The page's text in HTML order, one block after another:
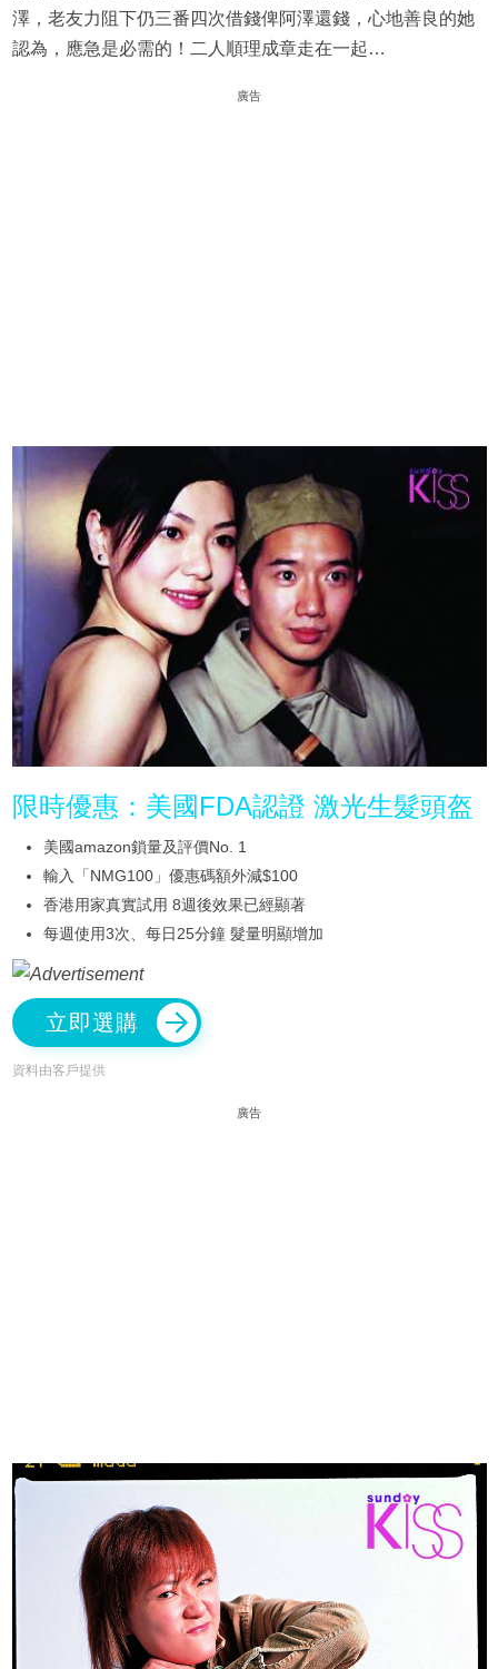
澤，老友力阻下仍三番四次借錢俾阿澤還錢，心地善良的她
認為，應急是必需的！二人順理成章走在一起…
廣告
限時優惠：美國FDA認證 激光生髮頭盔
美國amazon鎖量及評價No. 1
輸入「NMG100」優惠碼額外減$100
香港用家真實試用 8週後效果已經顯著
每週使用3次、每日25分鐘 髮量明顯增加
立即選購
資料由客戶提供
廣告